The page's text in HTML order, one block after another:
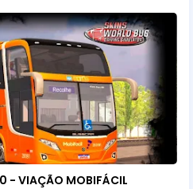
- VIAÇÃO MOBIFÁCIL